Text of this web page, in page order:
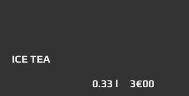
ICE TEA
0.33 l 3€00